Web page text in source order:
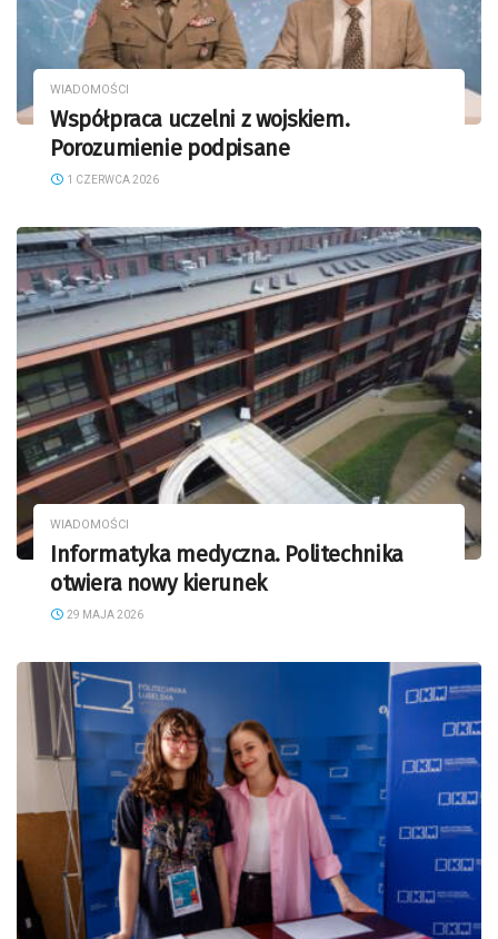
WIADOMOŚCI
Współpraca uczelni z wojskiem.
Porozumienie podpisane
1 CZERWCA 2026
WIADOMOŚCI
Informatyka medyczna. Politechnika
otwiera nowy kierunek
29 MAJA 2026